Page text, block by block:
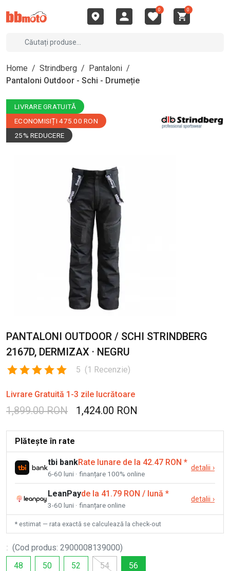
0 0
Home / Strindberg / Pantaloni /
Pantaloni Outdoor - Schi - Drumeție
LIVRARE GRATUITĂ
ECONOMISIȚI 475.00 RON
25% REDUCERE
PANTALONI OUTDOOR / SCHI STRINDBERG
2167D, DERMIZAX · NEGRU
5 (1 Recenzie)
Livrare Gratuită 1-3 zile lucrătoare
1,899.00 RON 1,424.00 RON
Plătește în rate
tbi bankRate lunare de la 42.47 RON *
6-60 luni · finanțare 100% online
detalii ›
LeanPayde la 41.79 RON / lună *
3-60 luni · finanțare online
detalii ›
* estimat — rata exactă se calculează la check-out
: (Cod produs: 2900008139000)
48
50 52 54 56